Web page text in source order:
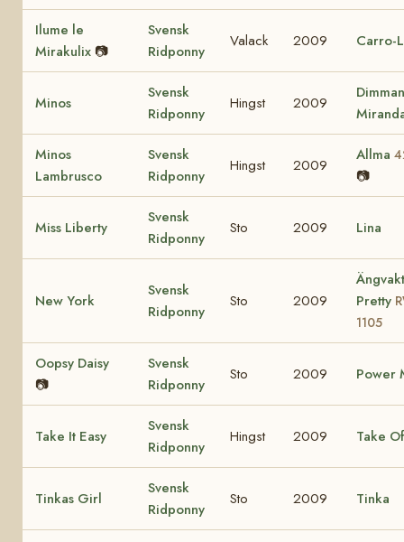
Ilume le
Mirakulix 📷
Svensk
Ridponny
Valack 2009 Carro-
Minos
Svensk
Ridponny
Hingst 2009
Minos
Lambrusco
Svensk
Ridponny
Hingst 2009
Allma
📷
Miss Liberty
Svensk
Ridponny
Sto 2009 Lina
New York
Svensk
Ridponny
Sto 2009
Pretty
1105
Oopsy Daisy
📷
Svensk
Ridponny
Sto 2009 Power
Take It Easy
Svensk
Ridponny
Hingst 2009 Take
Tinkas Girl
Svensk
Ridponny
Sto 2009 Tinka